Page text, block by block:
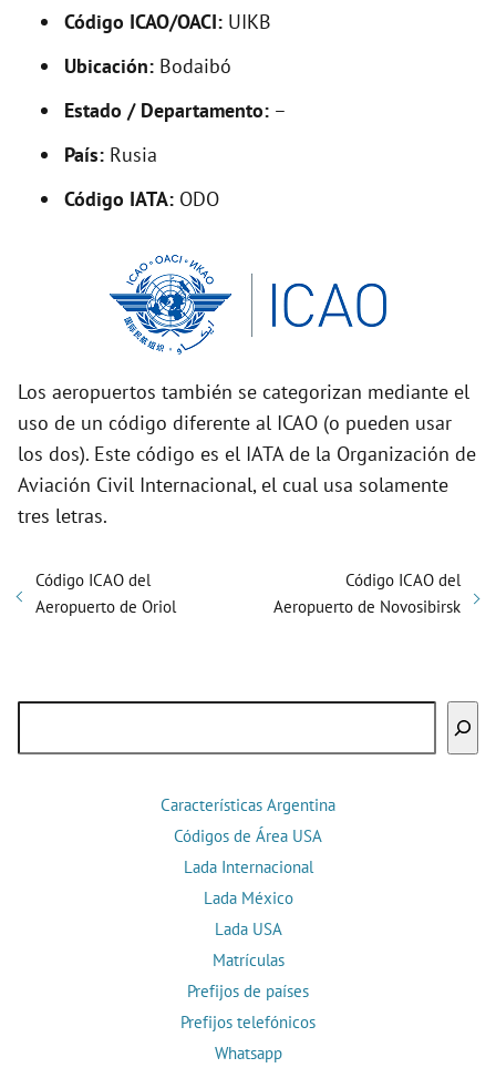
e
o
Código ICAO/OACI: UIKB
Ubicación: Bodaibó
Estado / Departamento: –
País: Rusia
Código IATA: ODO
Los aeropuertos también se categorizan mediante el
uso de un código diferente al ICAO (o pueden usar
los dos). Este código es el IATA de la Organización de
Aviación Civil Internacional, el cual usa solamente
tres letras.
Código ICAO del
Aeropuerto de Oriol
Código ICAO del
Aeropuerto de Novosibirsk
Características Argentina
Códigos de Área USA
Lada Internacional
Lada México
Lada USA
Matrículas
Prefijos de países
Prefijos telefónicos
Whatsapp